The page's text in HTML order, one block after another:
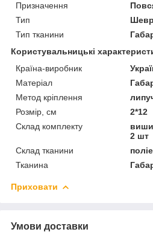
Призначення
Тип
Тип тканини
Користувальницькі
Країна-виробник
Матеріал
Метод кріплення
Розмір, см
2*12
Склад комплекту
2 шт
Склад тканини
Тканина
Приховати
Умови доставки